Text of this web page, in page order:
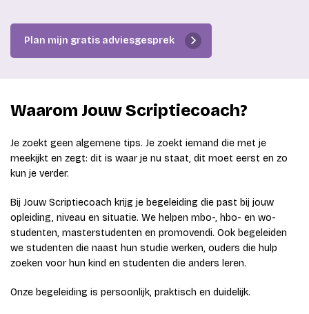
Plan mijn gratis adviesgesprek
Waarom Jouw Scriptiecoach?
Je zoekt geen algemene tips. Je zoekt iemand die met je
meekijkt en zegt: dit is waar je nu staat, dit moet eerst en zo
kun je verder.
Bij Jouw Scriptiecoach krijg je begeleiding die past bij jouw
opleiding, niveau en situatie. We helpen mbo-, hbo- en wo-
studenten, masterstudenten en promovendi. Ook begeleiden
we studenten die naast hun studie werken, ouders die hulp
zoeken voor hun kind en studenten die anders leren.
Onze begeleiding is persoonlijk, praktisch en duidelijk.